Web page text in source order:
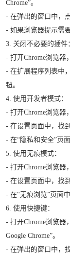
Chrome”。
- 在弹出的窗口中，
- 如果浏览器提示需
3. 关闭不必要的插件
- 打开Chrome浏览器
- 在扩展程序列表中
钮。
4. 使用开发者模式：
- 打开Chrome浏览器
- 在设置页面中，找
- 在“隐私和安全”页
5. 使用无痕模式：
- 打开Chrome浏览器
- 在设置页面中，找
- 在“无痕浏览”页面
6. 使用快捷键：
- 打开Chrome浏览器
Google Chrome”。
- 在弹出的窗口中，